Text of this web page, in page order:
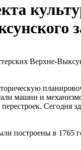
Верхне-
машин и
Сегодня
построены в 1765